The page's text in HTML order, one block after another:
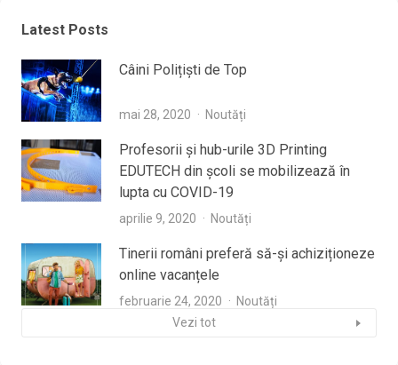
Latest Posts
Câini Polițiști de Top
mai 28, 2020 Noutăți
Profesorii şi hub-urile 3D Printing
EDUTECH din şcoli se mobilizează în
lupta cu COVID-19
aprilie 9, 2020 Noutăți
Tinerii români preferă să-și achiziționeze
online vacanțele
februarie 24, 2020
Noutăți
Vezi tot